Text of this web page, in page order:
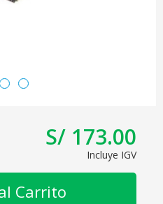
S/ 173.00
Incluye IGV
Carrito